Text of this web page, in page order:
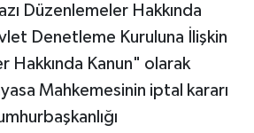
Düzenlemeler Hakkında
Denetleme Kuruluna İlişkin
Hakkında Kanun" olarak
Mahkemesinin iptal kararı